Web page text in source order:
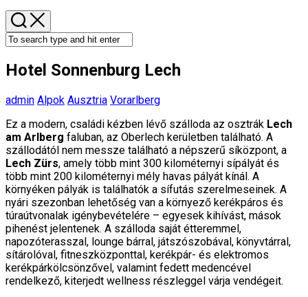
Hotel Sonnenburg Lech
admin Alpok Ausztria Vorarlberg
Ez a modern, családi kézben lévő szálloda az osztrák Lech
am Arlberg faluban, az Oberlech kerületben található. A
szállodától nem messze található a népszerű síközpont, a
Lech Zürs, amely több mint 300 kilométernyi sípályát és
több mint 200 kilométernyi mély havas pályát kínál. A
környéken pályák is találhatók a sífutás szerelmeseinek. A
nyári szezonban lehetőség van a környező kerékpáros és
túraútvonalak igénybevételére – egyesek kihívást, mások
pihenést jelentenek. A szálloda saját étteremmel,
napozóterasszal, lounge bárral, játszószobával, könyvtárral,
sítárolóval, fitneszközponttal, kerékpár- és elektromos
kerékpárkölcsönzővel, valamint fedett medencével
rendelkező, kiterjedt wellness részleggel várja vendégeit.